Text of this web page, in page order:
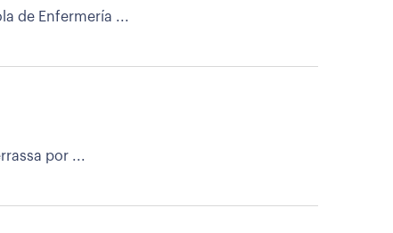
de Enfermería ...
por ...